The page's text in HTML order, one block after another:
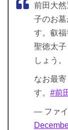
前田大
子のお
す。叡福
聖徳太
しょう。
なお最
す。 #前
— ファイ